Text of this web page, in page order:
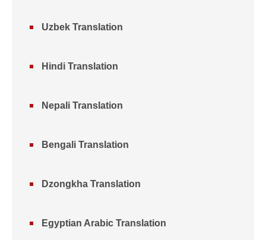
Uzbek Translation
Hindi Translation
Nepali Translation
Bengali Translation
Dzongkha Translation
Egyptian Arabic Translation